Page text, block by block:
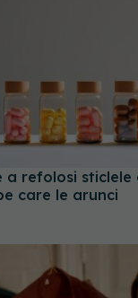
a refolosi sticlele
care le arunci